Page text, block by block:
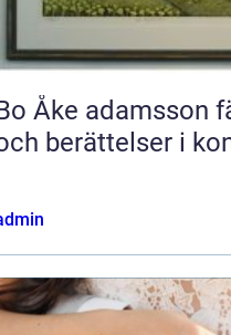
Åke adamsson färg, form
berättelser i